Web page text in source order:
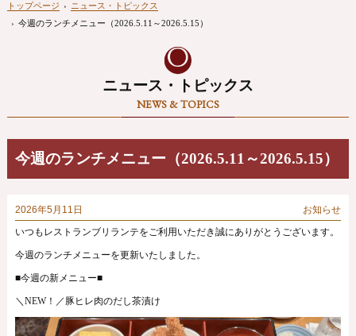
トップページ ›
ニュース・トピックス
› 今週のランチメニュー（2026.5.11～2026.5.15）
ニュース・トピックス
NEWS & TOPICS
今週のランチメニュー（2026.5.11～2026.5.15）
2026年5月11日
お知らせ
いつもレストランブリランテをご利用いただき誠にありがとうございます。
今週のランチメニューを更新いたしました。
■今週の新メニュー■
＼NEW！／豚ヒレ肉のだし茶漬け